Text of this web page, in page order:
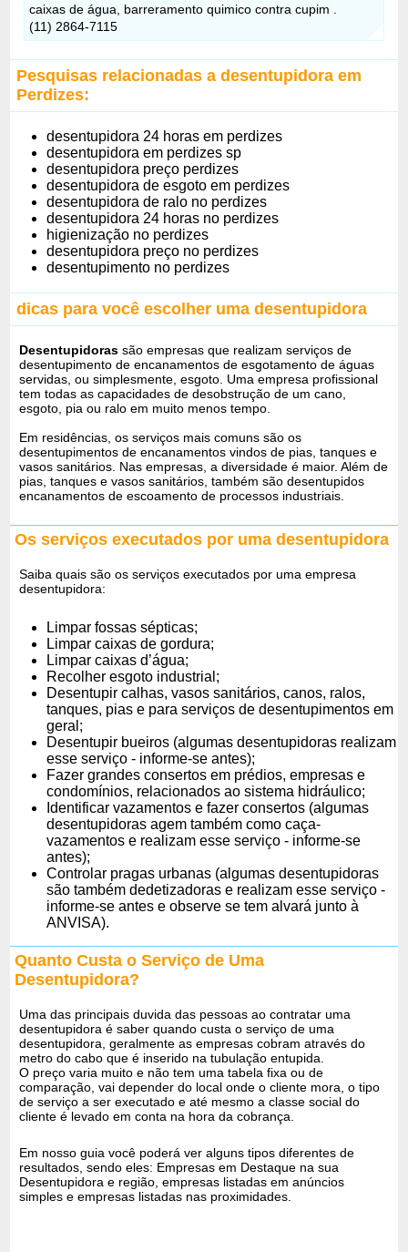
caixas de água, barreramento quimico contra cupim .
(11) 2864-7115
Pesquisas relacionadas a desentupidora em
Perdizes:
desentupidora 24 horas em perdizes
desentupidora em perdizes sp
desentupidora preço perdizes
desentupidora de esgoto em perdizes
desentupidora de ralo no perdizes
desentupidora 24 horas no perdizes
higienização no perdizes
desentupidora preço no perdizes
desentupimento no perdizes
dicas para você escolher uma desentupidora
Desentupidoras são empresas que realizam serviços de
desentupimento de encanamentos de esgotamento de águas
servidas, ou simplesmente, esgoto. Uma empresa profissional
tem todas as capacidades de desobstrução de um cano,
esgoto, pia ou ralo em muito menos tempo.
Em residências, os serviços mais comuns são os
desentupimentos de encanamentos vindos de pias, tanques e
vasos sanitários. Nas empresas, a diversidade é maior. Além de
pias, tanques e vasos sanitários, também são desentupidos
encanamentos de escoamento de processos industriais.
Os serviços executados por uma desentupidora
Saiba quais são os serviços executados por uma empresa
desentupidora:
Limpar fossas sépticas;
Limpar caixas de gordura;
Limpar caixas d’água;
Recolher esgoto industrial;
Desentupir calhas, vasos sanitários, canos, ralos,
tanques, pias e para serviços de desentupimentos em
geral;
Desentupir bueiros (algumas desentupidoras realizam
esse serviço - informe-se antes);
Fazer grandes consertos em prédios, empresas e
condomínios, relacionados ao sistema hidráulico;
Identificar vazamentos e fazer consertos (algumas
desentupidoras agem também como caça-
vazamentos e realizam esse serviço - informe-se
antes);
Controlar pragas urbanas (algumas desentupidoras
são também dedetizadoras e realizam esse serviço -
informe-se antes e observe se tem alvará junto à
ANVISA).
Quanto Custa o Serviço de Uma
Desentupidora?
Uma das principais duvida das pessoas ao contratar uma
desentupidora é saber quando custa o serviço de uma
desentupidora, geralmente as empresas cobram através do
metro do cabo que é inserido na tubulação entupida.
O preço varia muito e não tem uma tabela fixa ou de
comparação, vai depender do local onde o cliente mora, o tipo
de serviço a ser executado e até mesmo a classe social do
cliente é levado em conta na hora da cobrança.
Em nosso guia você poderá ver alguns tipos diferentes de
resultados, sendo eles: Empresas em Destaque na sua
Desentupidora e região, empresas listadas em anúncios
simples e empresas listadas nas proximidades.